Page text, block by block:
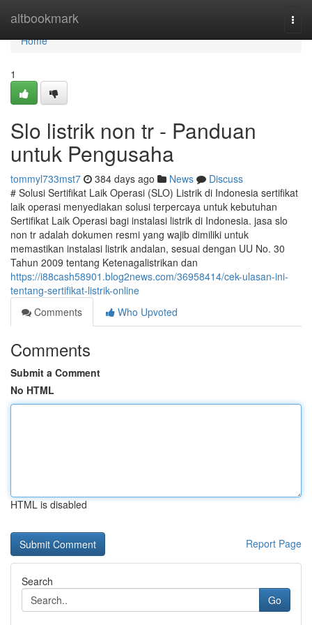
altbookmark
Home
Home
1
Slo listrik non tr - Panduan
untuk Pengusaha
tommyl733mst7 384 days ago News
Discuss
# Solusi Sertifikat Laik Operasi (SLO) Listrik di Indonesia sertifikat
laik operasi menyediakan solusi terpercaya untuk kebutuhan
Sertifikat Laik Operasi bagi instalasi listrik di Indonesia. jasa slo
non tr adalah dokumen resmi yang wajib dimiliki untuk
memastikan instalasi listrik andalan, sesuai dengan UU No. 30
Tahun 2009 tentang Ketenagalistrikan dan
https://i88cash58901.blog2news.com/36958414/cek-ulasan-ini-
tentang-sertifikat-listrik-online
Comments
Who Upvoted
Comments
Submit a Comment
No HTML
HTML is disabled
Report Page
Search
Go